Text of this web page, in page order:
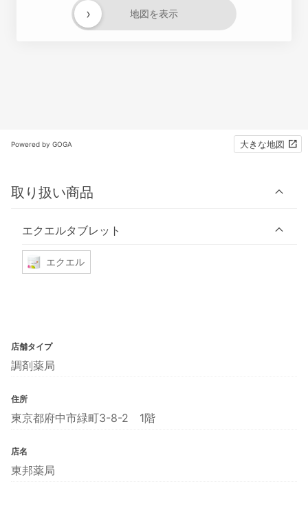
地図を表示
›
Powered by GOGA 大きな地図
取り扱い商品
エクエルタブレット
エクエル
店舗タイプ
調剤薬局
住所
東京都府中市緑町3-8-2 1階
店名
東邦薬局